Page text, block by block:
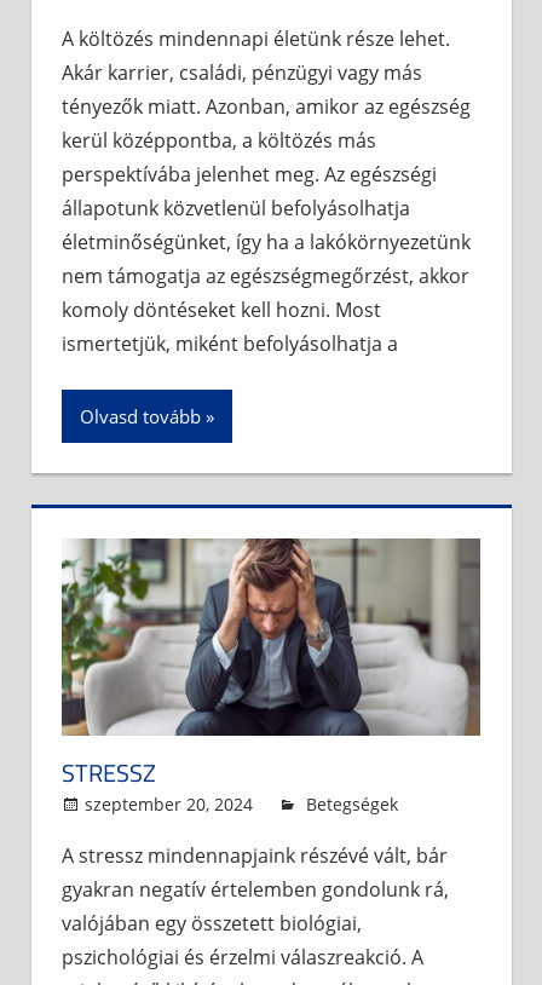
A költözés mindennapi életünk része lehet.
Akár karrier, családi, pénzügyi vagy más
tényezők miatt. Azonban, amikor az egészség
kerül középpontba, a költözés más
perspektívába jelenhet meg. Az egészségi
állapotunk közvetlenül befolyásolhatja
életminőségünket, így ha a lakókörnyezetünk
nem támogatja az egészségmegőrzést, akkor
komoly döntéseket kell hozni. Most
ismertetjük, miként befolyásolhatja a
Olvasd tovább
STRESSZ
szeptember 20, 2024 admin
Betegségek
A stressz mindennapjaink részévé vált, bár
gyakran negatív értelemben gondolunk rá,
valójában egy összetett biológiai,
pszichológiai és érzelmi válaszreakció. A